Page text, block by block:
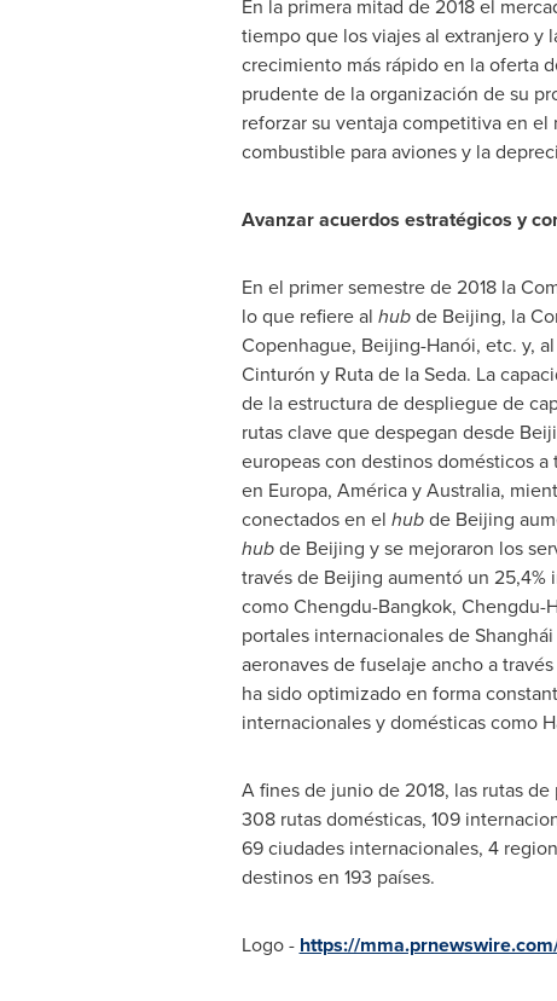
En la primera mitad de 2018 el
tiempo que los viajes al extranjero y
crecimiento más rápido en la oferta
prudente de la organización de su
reforzar su ventaja competitiva en
combustible para aviones y la
Avanzar acuerdos estratégicos y
En el primer semestre de 2018 la
lo que refiere al hubde Beijing, la
Copenhague, Beijing-Hanói, etc. y,
Cinturón y Ruta de la Seda. La
de la estructura de despliegue de
rutas clave que despegan desde
europeas con destinos domésticos a
en Europa, América yAustralia,
conectados en el hubde Beijing
hubde Beijing y se mejoraron los
través de Beijing aumentó un 25,4%
comoChengdu-Bangkok, Chengdu-
portales internacionales de
aeronaves de fuselaje ancho a
ha sido optimizado en forma
internacionales y domésticas como
A fines de junio de 2018, las rutas
308 rutas domésticas, 109
69 ciudades internacionales, 4
destinos en 193 países.
Logo - https://